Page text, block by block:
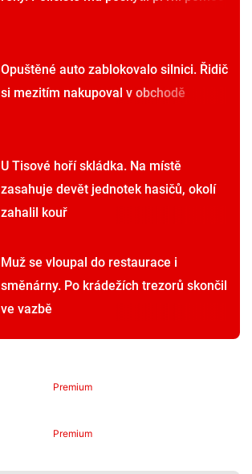
Opuštěné auto zablokovalo silnici. Řidič
si mezitím nakupoval v obchodě
U Tisové hoří skládka. Na místě
zasahuje devět jednotek hasičů, okolí
zahalil kouř
Muž se vloupal do restaurace i
směnárny. Po krádežích trezorů skončil
ve vazbě
Premium
Premium